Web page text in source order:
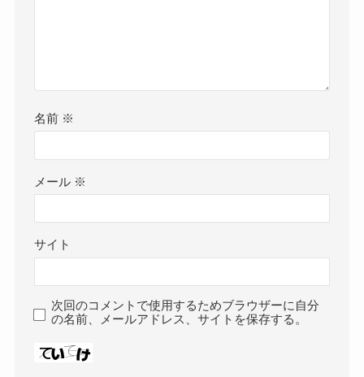
名前 ※
メール ※
サイト
次回のコメントで使用するためブラウザーに自分
の名前、メールアドレス、サイトを保存する。